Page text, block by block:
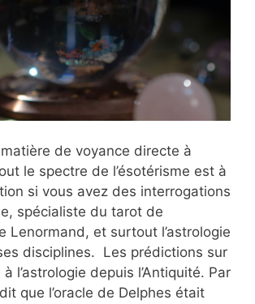
de voyance directe à
le spectre de l’ésotérisme est à
si vous avez des interrogations
spécialiste du tarot de
Lenormand, et surtout l’astrologie
disciplines. Les prédictions sur
à l’astrologie depuis l’Antiquité. Par
que l’oracle de Delphes était